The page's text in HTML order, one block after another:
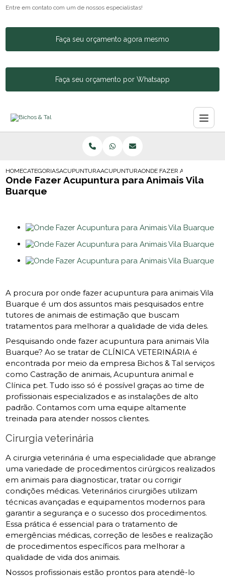
Entre em contato com um de nossos especialistas!
Faça seu orçamento agora mesmo
Faça seu orçamento por Whatsapp
HOMECATEGORIASACUPUNTURA ANIMALACUPUNTURA PARA CACHORRO BOM
ONDE FAZER ACUPUNTURA
Onde Fazer Acupuntura para Animais Vila
Buarque
A procura por onde fazer acupuntura para animais Vila
Buarque é um dos assuntos mais pesquisados entre
tutores de animais de estimação que buscam
tratamentos para melhorar a qualidade de vida deles.
Pesquisando onde fazer acupuntura para animais Vila
Buarque? Ao se tratar de CLÍNICA VETERINÁRIA é
encontrada por meio da empresa Bichos & Tal serviços
como Castração de animais, Acupuntura animal e
Clínica pet. Tudo isso só é possível graças ao time de
profissionais especializados e as instalações de alto
padrão. Contamos com uma equipe altamente
treinada para atender nossos clientes.
Cirurgia veterinária
A cirurgia veterinária é uma especialidade que abrange
uma variedade de procedimentos cirúrgicos realizados
em animais para diagnosticar, tratar ou corrigir
condições médicas. Veterinários cirurgiões utilizam
técnicas avançadas e equipamentos modernos para
garantir a segurança e o sucesso dos procedimentos.
Essa prática é essencial para o tratamento de
emergências médicas, correção de lesões e realização
de procedimentos específicos para melhorar a
qualidade de vida dos animais.
Nossos profissionais estão prontos para atendê-lo